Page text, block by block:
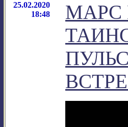
25.02.2020
18:48
МАРС